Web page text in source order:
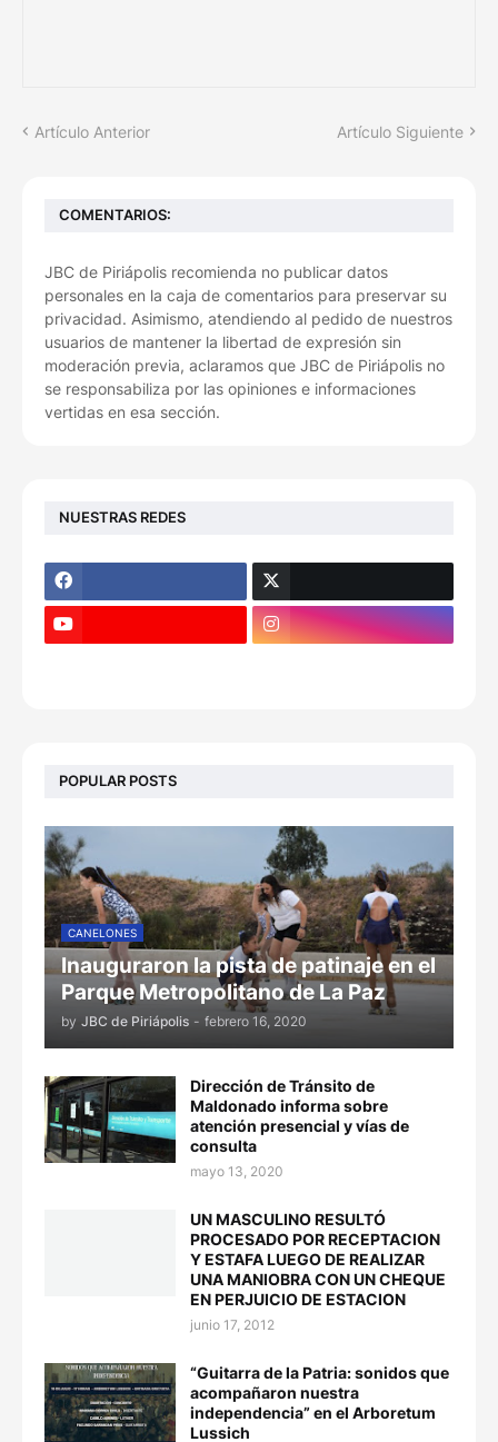
Artículo Anterior Artículo Siguiente
COMENTARIOS:
JBC de Piriápolis recomienda no publicar datos
personales en la caja de comentarios para preservar su
privacidad. Asimismo, atendiendo al pedido de nuestros
usuarios de mantener la libertad de expresión sin
moderación previa, aclaramos que JBC de Piriápolis no
se responsabiliza por las opiniones e informaciones
vertidas en esa sección.
NUESTRAS REDES
POPULAR POSTS
CANELONES
Inauguraron la pista de patinaje en el
Parque Metropolitano de La Paz
by JBC de Piriápolis - febrero 16, 2020
Dirección de Tránsito de
Maldonado informa sobre
atención presencial y vías de
consulta
mayo 13, 2020
UN MASCULINO RESULTÓ
PROCESADO POR RECEPTACION
Y ESTAFA LUEGO DE REALIZAR
UNA MANIOBRA CON UN CHEQUE
EN PERJUICIO DE ESTACION
junio 17, 2012
“Guitarra de la Patria: sonidos que
acompañaron nuestra
independencia” en el Arboretum
Lussich